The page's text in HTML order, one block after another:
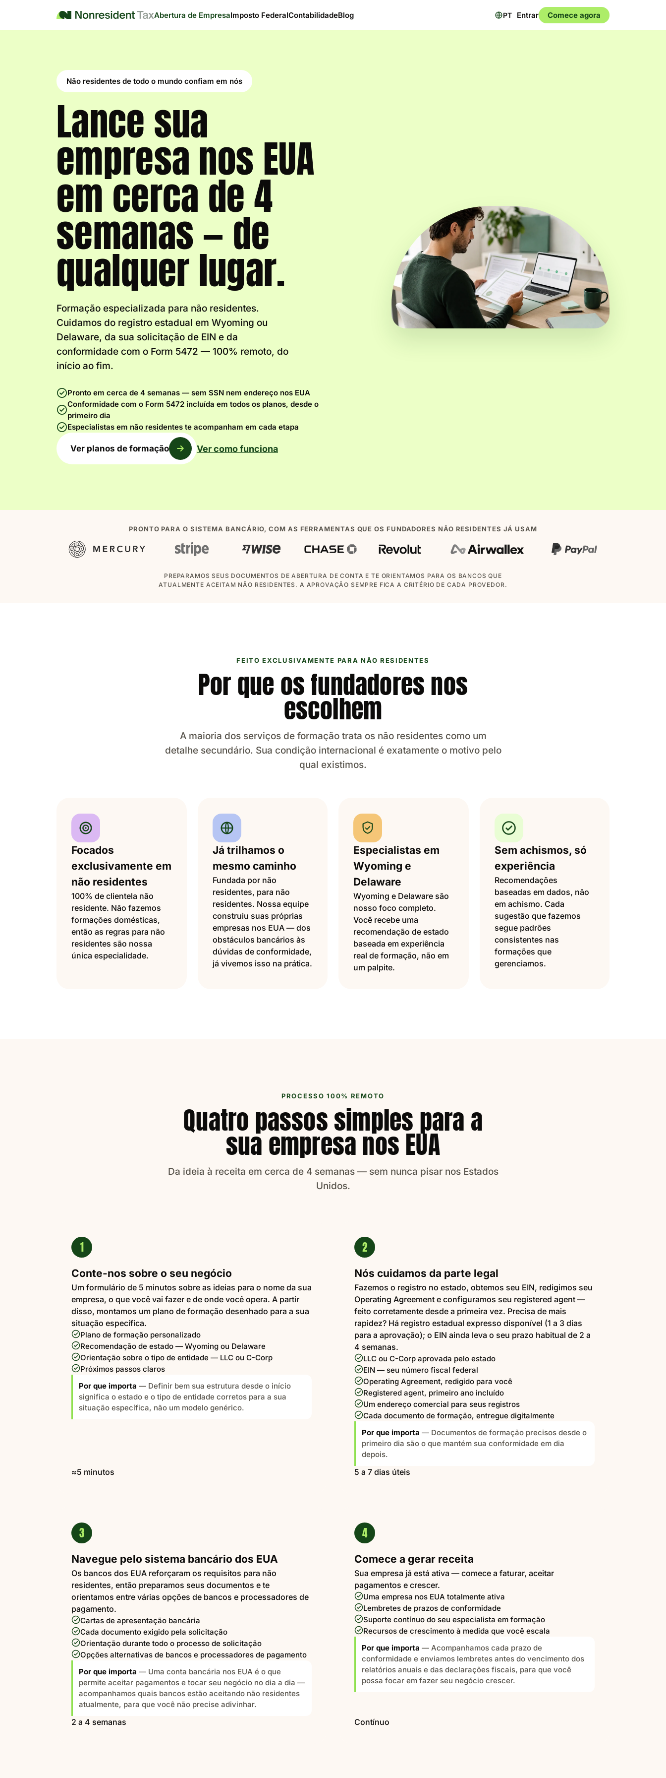
Abertura de EmpresaImposto FederalContabilidadeBlog PT Entrar Comece agora
Não residentes de todo o mundo confiam em nós
Lance sua
empresa nos EUA
em cerca de 4
semanas — de
qualquer lugar.
Formação especializada para não residentes.
Cuidamos do registro estadual em Wyoming ou
Delaware, da sua solicitação de EIN e da
conformidade com o Form 5472 — 100% remoto, do
início ao fim.
Pronto em cerca de 4 semanas — sem SSN nem endereço nos EUA
Conformidade com o Form 5472 incluída em todos os planos, desde o
primeiro dia
Especialistas em não residentes te acompanham em cada etapa
Ver planos de formação Ver como funciona
PRONTO PARA O SISTEMA BANCÁRIO, COM AS FERRAMENTAS QUE OS FUNDADORES NÃO RESIDENTES JÁ USAM
PREPARAMOS SEUS DOCUMENTOS DE ABERTURA DE CONTA E TE ORIENTAMOS PARA OS BANCOS QUE
ATUALMENTE ACEITAM NÃO RESIDENTES. A APROVAÇÃO SEMPRE FICA A CRITÉRIO DE CADA PROVEDOR.
FEITO EXCLUSIVAMENTE PARA NÃO RESIDENTES
Por que os fundadores nos
escolhem
A maioria dos serviços de formação trata os não residentes como um
detalhe secundário. Sua condição internacional é exatamente o motivo pelo
qual existimos.
Focados
exclusivamente em
não residentes
100% de clientela não
residente. Não fazemos
formações domésticas,
então as regras para não
residentes são nossa
única especialidade.
Já trilhamos o
mesmo caminho
Fundada por não
residentes, para não
residentes. Nossa equipe
construiu suas próprias
empresas nos EUA — dos
obstáculos bancários às
dúvidas de conformidade,
já vivemos isso na prática.
Especialistas em
Wyoming e
Delaware
Wyoming e Delaware são
nosso foco completo.
Você recebe uma
recomendação de estado
baseada em experiência
real de formação, não em
um palpite.
Sem achismos, só
experiência
Recomendações
baseadas em dados, não
em achismo. Cada
sugestão que fazemos
segue padrões
consistentes nas
formações que
gerenciamos.
PROCESSO 100% REMOTO
Quatro passos simples para a
sua empresa nos EUA
Da ideia à receita em cerca de 4 semanas — sem nunca pisar nos Estados
Unidos.
1
Conte-nos sobre o seu negócio
Um formulário de 5 minutos sobre as ideias para o nome da sua
empresa, o que você vai fazer e de onde você opera. A partir
disso, montamos um plano de formação desenhado para a sua
situação específica.
Plano de formação personalizado
Recomendação de estado — Wyoming ou Delaware
Orientação sobre o tipo de entidade — LLC ou C-Corp
Próximos passos claros
Por que importa — Definir bem sua estrutura desde o início
significa o estado e o tipo de entidade corretos para a sua
situação específica, não um modelo genérico.
≈5 minutos
2
Nós cuidamos da parte legal
Fazemos o registro no estado, obtemos seu EIN, redigimos seu
Operating Agreement e configuramos seu registered agent —
feito corretamente desde a primeira vez. Precisa de mais
rapidez? Há registro estadual expresso disponível (1 a 3 dias
para a aprovação); o EIN ainda leva o seu prazo habitual de 2 a
4 semanas.
LLC ou C-Corp aprovada pelo estado
EIN — seu número fiscal federal
Operating Agreement, redigido para você
Registered agent, primeiro ano incluído
Um endereço comercial para seus registros
Cada documento de formação, entregue digitalmente
Por que importa — Documentos de formação precisos desde o
primeiro dia são o que mantém sua conformidade em dia
depois.
5 a 7 dias úteis
3
Navegue pelo sistema bancário dos EUA
Os bancos dos EUA reforçaram os requisitos para não
residentes, então preparamos seus documentos e te
orientamos entre várias opções de bancos e processadores de
pagamento.
Cartas de apresentação bancária
Cada documento exigido pela solicitação
Orientação durante todo o processo de solicitação
Opções alternativas de bancos e processadores de pagamento
Por que importa — Uma conta bancária nos EUA é o que
permite aceitar pagamentos e tocar seu negócio no dia a dia —
acompanhamos quais bancos estão aceitando não residentes
atualmente, para que você não precise adivinhar.
2 a 4 semanas
4
Comece a gerar receita
Sua empresa já está ativa — comece a faturar, aceitar
pagamentos e crescer.
Uma empresa nos EUA totalmente ativa
Lembretes de prazos de conformidade
Suporte contínuo do seu especialista em formação
Recursos de crescimento à medida que você escala
Por que importa — Acompanhamos cada prazo de
conformidade e enviamos lembretes antes do vencimento dos
relatórios anuais e das declarações fiscais, para que você
possa focar em fazer seu negócio crescer.
Contínuo